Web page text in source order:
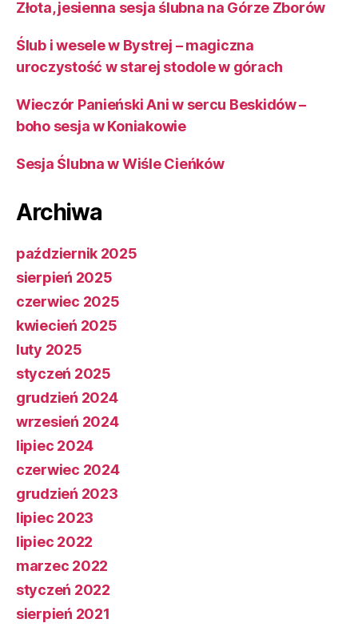
Złota, jesienna sesja ślubna na Górze Zborów
Ślub i wesele w Bystrej – magiczna
uroczystość w starej stodole w górach
Wieczór Panieński Ani w sercu Beskidów –
boho sesja w Koniakowie
Sesja Ślubna w Wiśle Cieńków
Archiwa
październik 2025
sierpień 2025
czerwiec 2025
kwiecień 2025
luty 2025
styczeń 2025
grudzień 2024
wrzesień 2024
lipiec 2024
czerwiec 2024
grudzień 2023
lipiec 2023
lipiec 2022
marzec 2022
styczeń 2022
sierpień 2021